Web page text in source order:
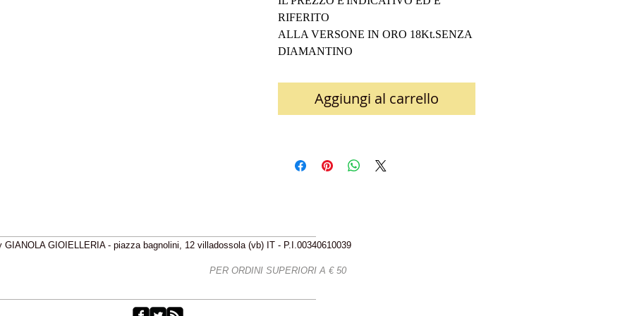
RIFERITO
ALLA VERSONE IN ORO 18Kt.SENZA
DIAMANTINO
Aggiungi al carrello
GIANOLA GIOIELLERIA - piazza bagnolini, 12 villadossola (vb) IT - P.I.00340610039
PER ORDINI SUPERIORI A € 50